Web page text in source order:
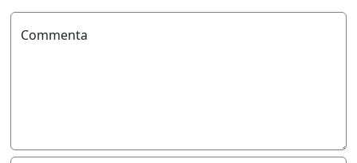
Commenta